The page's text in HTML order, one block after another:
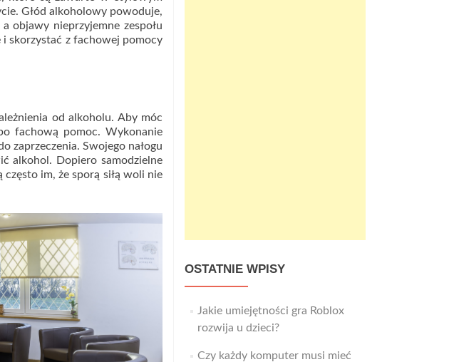
Głód alkoholowy powoduje,
objawy nieprzyjemne zespołu
skorzystać z fachowej pomocy
od alkoholu. Aby móc
fachową pomoc. Wykonanie
zaprzeczenia. Swojego nałogu
alkohol. Dopiero samodzielne
im, że sporą siłą woli nie
OSTATNIE WPISY
Jakie umiejętności gra Roblox
rozwija u dzieci?
Czy każdy komputer musi mieć